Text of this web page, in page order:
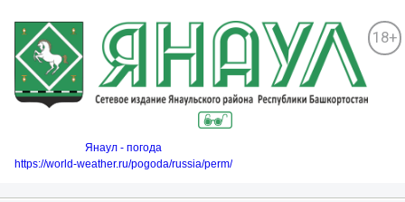
18+
Янаул - погода
https://world-weather.ru/pogoda/russia/perm/